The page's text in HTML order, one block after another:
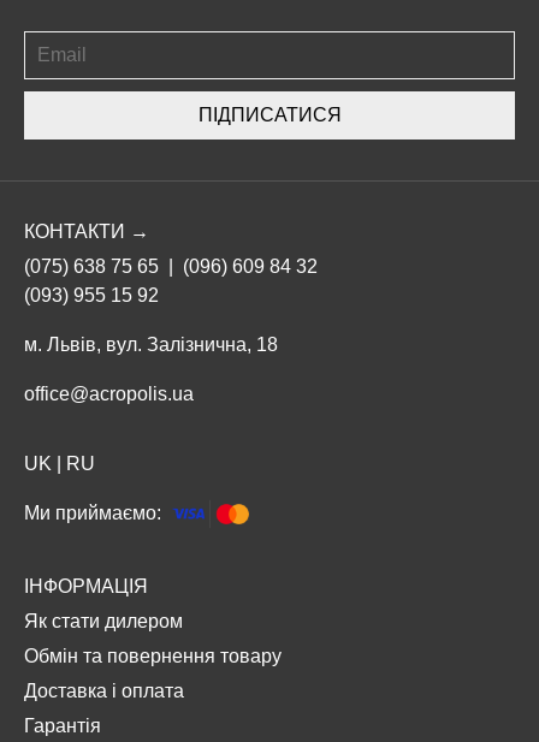
ПІДПИСАТИСЯ
КОНТАКТИ →
(075) 638 75 65
(096) 609 84 32
(093) 955 15 92
м. Львів, вул. Залізнична, 18
office@acropolis.ua
UK RU
Ми приймаємо:
ІНФОРМАЦІЯ
Як стати дилером
Обмін та повернення товару
Доставка і оплата
Гарантія